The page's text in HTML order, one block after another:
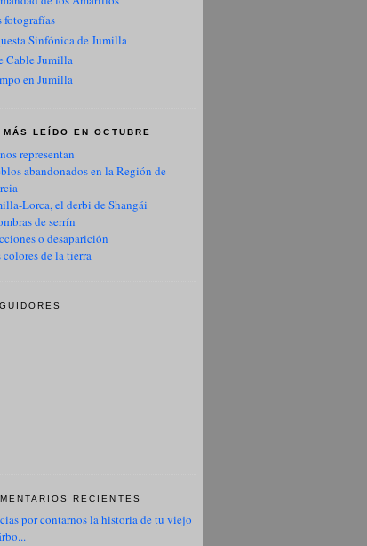
fotografías
Sinfónica de Jumilla
Cable Jumilla
en Jumilla
MÁS LEÍDO EN OCTUBRE
representan
abandonados en la Región de
Lorca, el derbi de Shangái
de serrín
o desaparición
colores de la tierra
RECIENTES
por contarnos la historia de tu viejo